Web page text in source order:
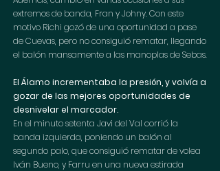
extremos de banda, Fran y Johny. Con este
motivo Richi gozó de una oportunidad a pase
de Cuevas, pero no consiguió rematar, llegando
el balón mansamente a las manoplas de Sebas.
El Álamo incrementaba la presión, y volvía a
gozar de las mejores oportunidades de
desnivelar el marcador.
En el minuto setenta Javi del Val corrió la
banda izquierda, poniendo un balón al
segundo palo, que consiguió rematar de volea
Iván Bueno, y Farru en una nueva estirada